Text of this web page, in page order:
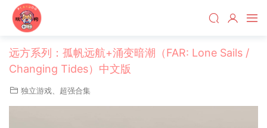
远方系列：孤帆远航+涌变暗潮（FAR: Lone Sails /
Changing Tides）中文版
独立游戏 超强合集